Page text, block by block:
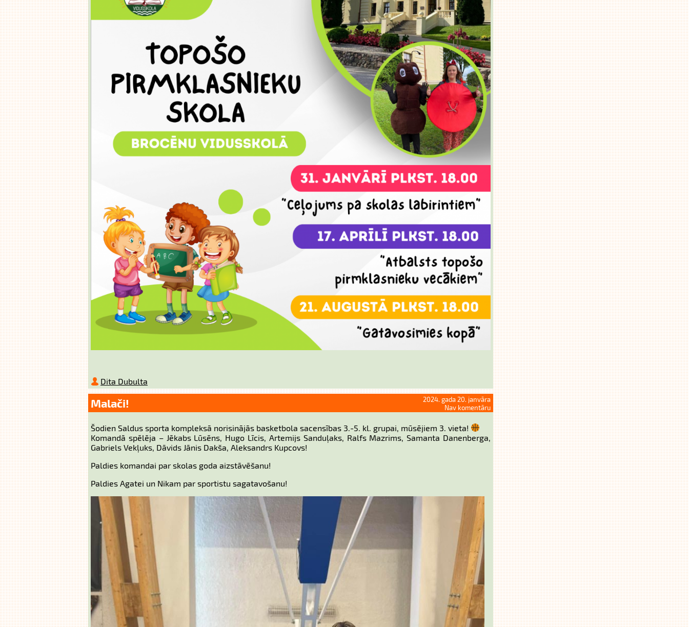
Dita Dubulta
Malači!
2024. gada 20. janvāra
Nav komentāru
Šodien Saldus sporta kompleksā norisinājās basketbola sacensības 3.-5. kl. grupai, mūsējiem 3. vieta!
Komandā spēlēja – Jēkabs Lūsēns, Hugo Līcis, Artemijs Sanduļaks, Ralfs Mazrims, Samanta Danenberga,
Gabriels Vekļuks, Dāvids Jānis Dakša, Aleksandrs Kupcovs!
Paldies komandai par skolas goda aizstāvēšanu!
Paldies Agatei un Nikam par sportistu sagatavošanu!